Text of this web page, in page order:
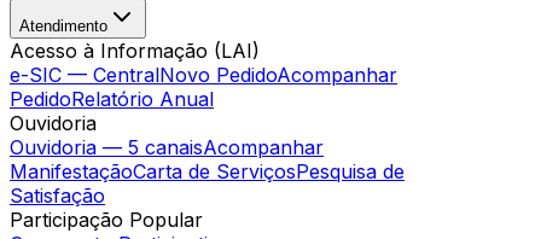
Atendimento
Acesso à Informação (LAI)
e-SIC — CentralNovo PedidoAcompanhar
PedidoRelatório Anual
Ouvidoria
Ouvidoria — 5 canaisAcompanhar
ManifestaçãoCarta de ServiçosPesquisa de
Satisfação
Participação Popular